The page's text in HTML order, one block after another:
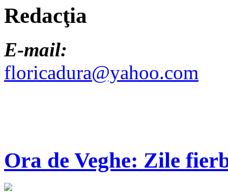
Redacţia
E-mail:
floricadura@yahoo.com
Ora de Veghe: Zile